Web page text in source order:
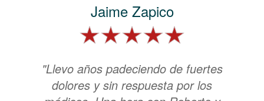
Jaime Zapico
"Llevo años padeciendo de fuertes
dolores y sin respuesta por los